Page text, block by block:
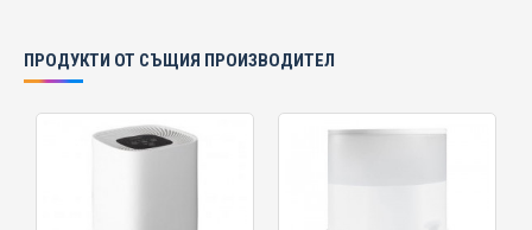
ПРОДУКТИ ОТ СЪЩИЯ ПРОИЗВОДИТЕЛ